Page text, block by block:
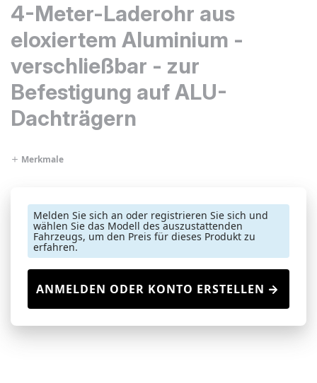
4-Meter-Laderohr aus
eloxiertem Aluminium -
verschließbar - zur
Befestigung auf ALU-
Dachträgern
Merkmale
Melden Sie sich an oder registrieren Sie sich und
wählen Sie das Modell des auszustattenden
Fahrzeugs, um den Preis für dieses Produkt zu
erfahren.
ANMELDEN ODER KONTO ERSTELLEN